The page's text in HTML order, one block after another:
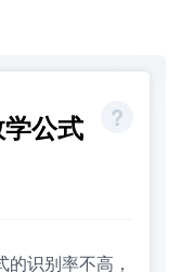
公式
识别率不高，